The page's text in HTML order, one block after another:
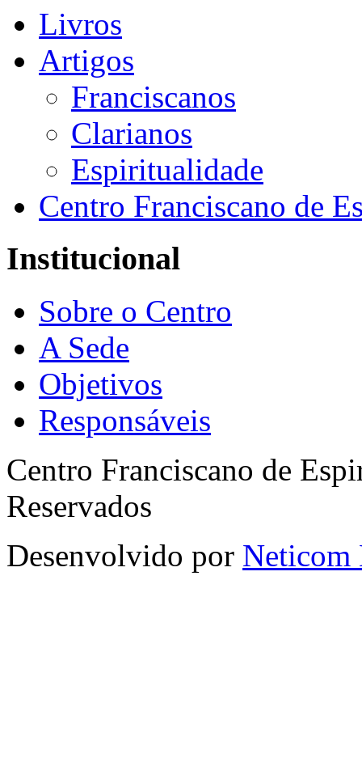
Livros
Artigos
Franciscanos
Clarianos
Espiritualidade
Centro Franciscano de
Institucional
Sobre o Centro
A Sede
Objetivos
Responsáveis
Centro Franciscano de
Reservados
Desenvolvido por Neticom